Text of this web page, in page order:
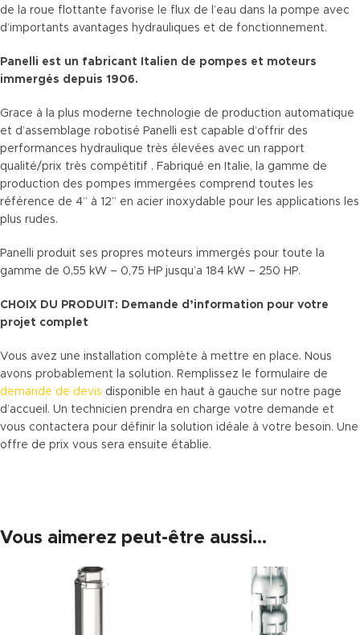
de la roue flottante favorise le flux de l’eau dans la pompe avec
d’importants avantages hydrauliques et de fonctionnement.
Panelli est un fabricant Italien de pompes et moteurs
immergés depuis 1906.
Grace à la plus moderne technologie de production automatique
et d’assemblage robotisé Panelli est capable d’offrir des
performances hydraulique très élevées avec un rapport
qualité/prix très compétitif . Fabriqué en Italie, la gamme de
production des pompes immergées comprend toutes les
référence de 4” à 12” en acier inoxydable pour les applications les
plus rudes.
Panelli produit ses propres moteurs immergés pour toute la
gamme de 0,55 kW – 0,75 HP jusqu’a 184 kW – 250 HP.
CHOIX DU PRODUIT: Demande d’information pour votre
projet complet
Vous avez une installation complète à mettre en place. Nous
avons probablement la solution. Remplissez le formulaire de
demande de devis disponible en haut à gauche sur notre page
d’accueil. Un technicien prendra en charge votre demande et
vous contactera pour définir la solution idéale à votre besoin. Une
offre de prix vous sera ensuite établie.
Vous aimerez peut-être aussi…